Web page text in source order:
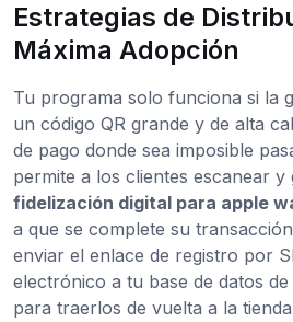
Estrategias de
Máxima Adopción
Tu programa solo funciona si la
un código QR grande y de alta
de pago donde sea imposible
permite a los clientes escanear y
fidelización digital para apple
a que se complete su
enviar el enlace de registro por
electrónico a tu base de datos
para traerlos de vuelta a la